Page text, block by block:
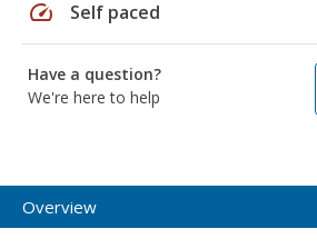
speed Self paced
Have a question?
We're here to help
Overview